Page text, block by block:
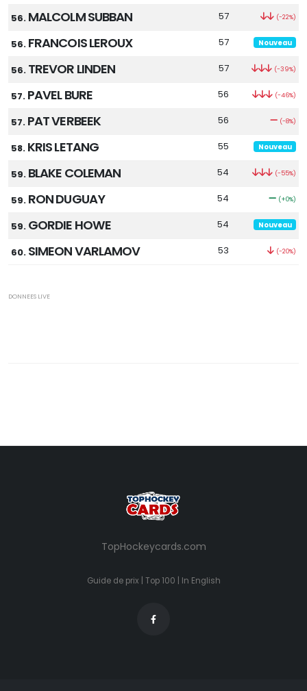
56. MALCOLM SUBBAN 57 (-22%)
56. FRANCOIS LEROUX 57 Nouveau
56. TREVOR LINDEN 57 (-39%)
57. PAVEL BURE 56 (-46%)
57. PAT VERBEEK 56 (-8%)
58. KRIS LETANG 55 Nouveau
59. BLAKE COLEMAN 54 (-55%)
59. RON DUGUAY 54 (+0%)
59. GORDIE HOWE 54 Nouveau
60. SIMEON VARLAMOV 53 (-20%)
DONNEES LIVE
TopHockeycards.com
Guide de prix Top 100 In English